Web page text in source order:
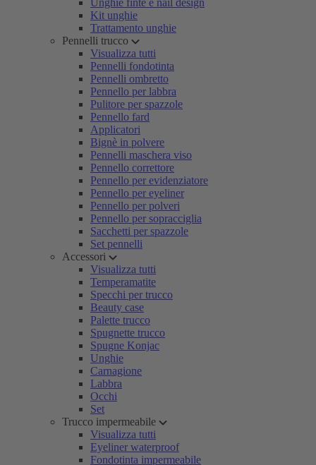
Unghie finte e nail design
Kit unghie
Trattamento unghie
Pennelli trucco
Visualizza tutti
Pennelli fondotinta
Pennelli ombretto
Pennello per labbra
Pulitore per spazzole
Pennello fard
Applicatori
Bignè in polvere
Pennelli maschera viso
Pennello correttore
Pennello per evidenziatore
Pennello per eyeliner
Pennello per polveri
Pennello per sopracciglia
Sacchetti per spazzole
Set pennelli
Accessori
Visualizza tutti
Temperamatite
Specchi per trucco
Beauty case
Palette trucco
Spugnette trucco
Spugne Konjac
Unghie
Carnagione
Labbra
Occhi
Set
Trucco impermeabile
Visualizza tutti
Eyeliner waterproof
Fondotinta impermeabile